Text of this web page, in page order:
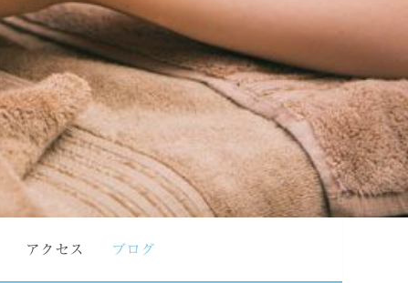
アクセス ブログ